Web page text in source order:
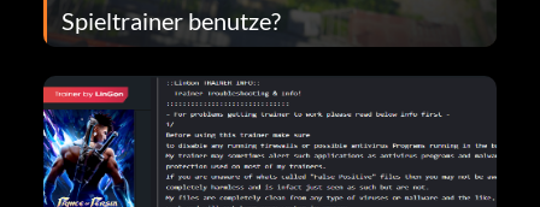
Spieltrainer benutze?